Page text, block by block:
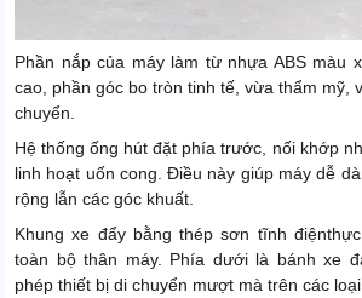
Phần nắp của máy làm từ nhựa ABS màu
cao, phần góc bo tròn tinh tế, vừa thẩm mỹ,
chuyển.
Hệ thống ống hút đặt phía trước, nối khớp
linh hoạt uốn cong. Điều này giúp máy dễ
rộng lẫn các góc khuất.
Khung xe đẩy bằng thép sơn tĩnh
toàn bộ thân máy. Phía dưới là bánh xe
phép thiết bị di chuyển mượt mà trên các